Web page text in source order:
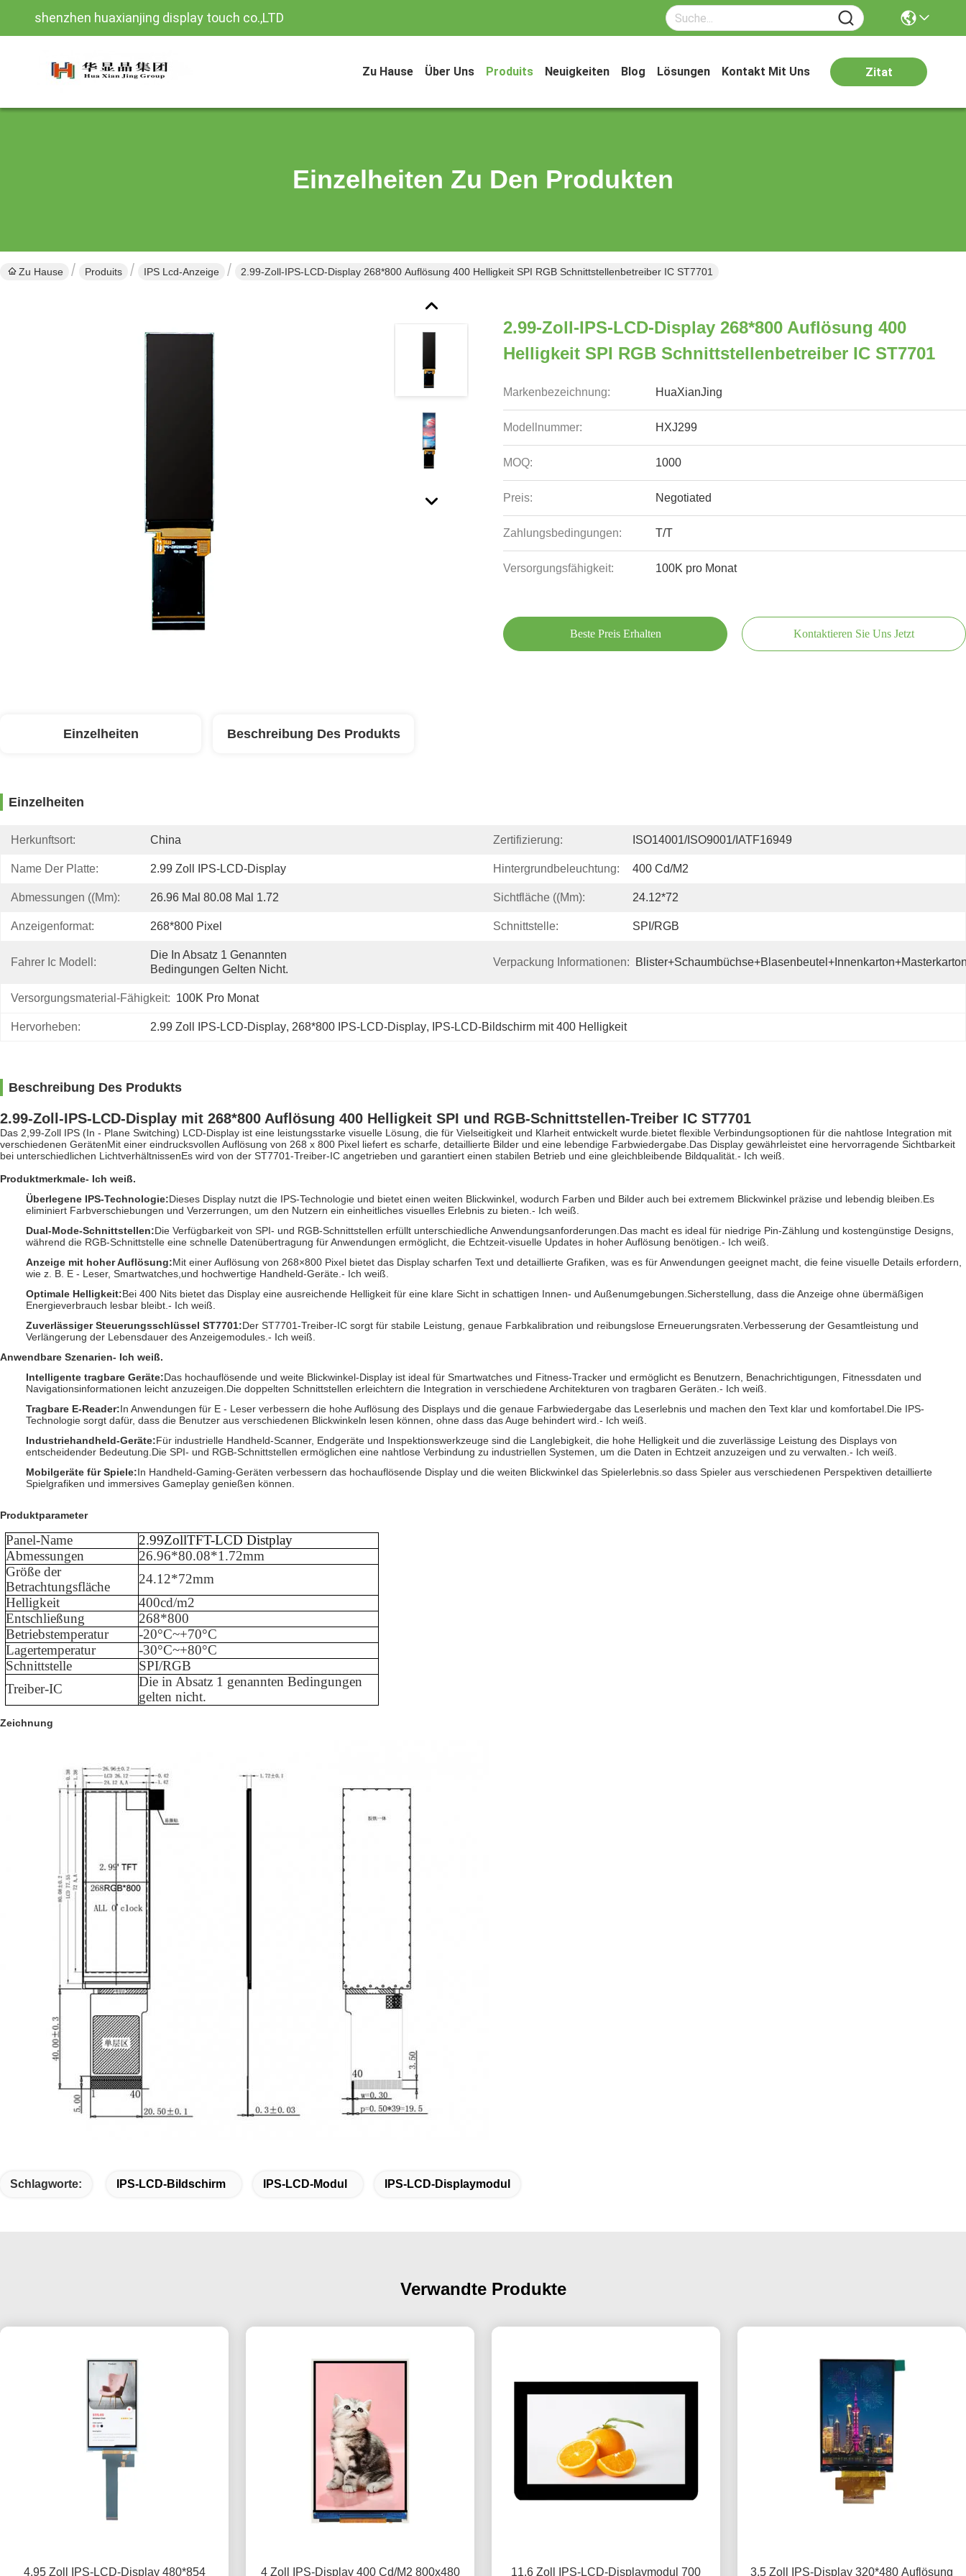
shenzhen huaxianjing display touch co.,LTD
Zu Hause Über Uns Produits Neuigkeiten Blog Lösungen Kontakt Mit Uns Zitat
Einzelheiten Zu Den Produkten
Zu Hause Produits IPS Lcd-Anzeige 2.99-Zoll-IPS-LCD-Display 268*800 Auflösung 400 Helligkeit SPI RGB Schnittstellenbetreiber IC ST7701
2.99-Zoll-IPS-LCD-Display 268*800 Auflösung 400
Helligkeit SPI RGB Schnittstellenbetreiber IC ST7701
Markenbezeichnung: HuaXianJing
Modellnummer: HXJ299
MOQ: 1000
Preis: Negotiated
Zahlungsbedingungen: T/T
Versorgungsfähigkeit: 100K pro Monat
Beste Preis Erhalten Kontaktieren Sie Uns Jetzt
Einzelheiten Beschreibung Des Produkts
Einzelheiten
Herkunftsort: China Zertifizierung: ISO14001/ISO9001/IATF16949
Name Der Platte: 2.99 Zoll IPS-LCD-Display Hintergrundbeleuchtung: 400 Cd/m2
Abmessungen ((mm): 26.96 Mal 80.08 Mal 1.72 Sichtfläche ((mm): 24.12*72
Anzeigenformat: 268*800 Pixel Schnittstelle: SPI/RGB
Fahrer Ic Modell:
Die In Absatz 1 Genannten
Bedingungen Gelten Nicht.
Verpackung Informationen:
Versorgungsmaterial-Fähigkeit: 100K Pro Monat
Hervorheben: 2.99 Zoll IPS-LCD-Display, 268*800 IPS-LCD-Display, IPS-LCD-Bildschirm mit 400 Helligkeit
Beschreibung Des Produkts
2.99-Zoll-IPS-LCD-Display mit 268*800 Auflösung 400 Helligkeit SPI und RGB-Schnittstellen-Treiber IC ST7701
Das 2,99-Zoll IPS (In - Plane Switching) LCD-Display ist eine leistungsstarke visuelle Lösung, die für Vielseitigkeit und Klarheit entwickelt wurde.bietet flexible Verbindungsoptionen für die nahtlose Integration mit
verschiedenen GerätenMit einer eindrucksvollen Auflösung von 268 x 800 Pixel liefert es scharfe, detaillierte Bilder und eine lebendige Farbwiedergabe.Das Display gewährleistet eine hervorragende Sichtbarkeit
bei unterschiedlichen LichtverhältnissenEs wird von der ST7701-Treiber-IC angetrieben und garantiert einen stabilen Betrieb und eine gleichbleibende Bildqualität. - Ich weiß.
Produktmerkmale- Ich weiß.
Überlegene IPS-Technologie:Dieses Display nutzt die IPS-Technologie und bietet einen weiten Blickwinkel, wodurch Farben und Bilder auch bei extremem Blickwinkel präzise und lebendig bleiben.Es
eliminiert Farbverschiebungen und Verzerrungen, um den Nutzern ein einheitliches visuelles Erlebnis zu bieten. - Ich weiß.
Dual-Mode-Schnittstellen:Die Verfügbarkeit von SPI- und RGB-Schnittstellen erfüllt unterschiedliche Anwendungsanforderungen.Das macht es ideal für niedrige Pin-Zählung und kostengünstige Designs,
während die RGB-Schnittstelle eine schnelle Datenübertragung für Anwendungen ermöglicht, die Echtzeit-visuelle Updates in hoher Auflösung benötigen. - Ich weiß.
Anzeige mit hoher Auflösung:Mit einer Auflösung von 268×800 Pixel bietet das Display scharfen Text und detaillierte Grafiken, was es für Anwendungen geeignet macht, die feine visuelle Details erfordern,
wie z. B. E - Leser, Smartwatches,und hochwertige Handheld-Geräte. - Ich weiß.
Optimale Helligkeit:Bei 400 Nits bietet das Display eine ausreichende Helligkeit für eine klare Sicht in schattigen Innen- und Außenumgebungen.Sicherstellung, dass die Anzeige ohne übermäßigen
Energieverbrauch lesbar bleibt. - Ich weiß.
Zuverlässiger Steuerungsschlüssel ST7701:Der ST7701-Treiber-IC sorgt für stabile Leistung, genaue Farbkalibration und reibungslose Erneuerungsraten.Verbesserung der Gesamtleistung und
Verlängerung der Lebensdauer des Anzeigemodules. - Ich weiß.
Anwendbare Szenarien- Ich weiß.
Intelligente tragbare Geräte:Das hochauflösende und weite Blickwinkel-Display ist ideal für Smartwatches und Fitness-Tracker und ermöglicht es Benutzern, Benachrichtigungen, Fitnessdaten und
Navigationsinformationen leicht anzuzeigen.Die doppelten Schnittstellen erleichtern die Integration in verschiedene Architekturen von tragbaren Geräten. - Ich weiß.
Tragbare E-Reader:In Anwendungen für E - Leser verbessern die hohe Auflösung des Displays und die genaue Farbwiedergabe das Leserlebnis und machen den Text klar und komfortabel.Die IPS-
Technologie sorgt dafür, dass die Benutzer aus verschiedenen Blickwinkeln lesen können, ohne dass das Auge behindert wird. - Ich weiß.
Industriehandheld-Geräte:Für industrielle Handheld-Scanner, Endgeräte und Inspektionswerkzeuge sind die Langlebigkeit, die hohe Helligkeit und die zuverlässige Leistung des Displays von
entscheidender Bedeutung.Die SPI- und RGB-Schnittstellen ermöglichen eine nahtlose Verbindung zu industriellen Systemen, um die Daten in Echtzeit anzuzeigen und zu verwalten. - Ich weiß.
Mobilgeräte für Spiele:In Handheld-Gaming-Geräten verbessern das hochauflösende Display und die weiten Blickwinkel das Spielerlebnis.so dass Spieler aus verschiedenen Perspektiven detaillierte
Spielgrafiken und immersives Gameplay genießen können.
Produktparameter
Panel-Name 2.99ZollTFT-LCD Distplay
Abmessungen
26.96*80.08*1.72mm
Größe der
Betrachtungsfläche
24.12*72mm
Helligkeit
400cd/m2
Entschließung
268*800
Betriebstemperatur
-20°C~+70°C
Lagertemperatur
-30°C~+80°C
Schnittstelle
SPI/RGB
Treiber-IC
Die in Absatz 1 genannten Bedingungen
gelten nicht.
Zeichnung
Schlagworte: IPS-LCD-Bildschirm IPS-LCD-Modul IPS-LCD-Displaymodul
Verwandte Produkte
4.95 Zoll IPS-LCD-Display 480*854 4 Zoll IPS-Display 400 Cd/M2 800x480 11.6 Zoll IPS-LCD-Displaymodul 700 3.5 Zoll IPS-Display 320*480 Auflösung